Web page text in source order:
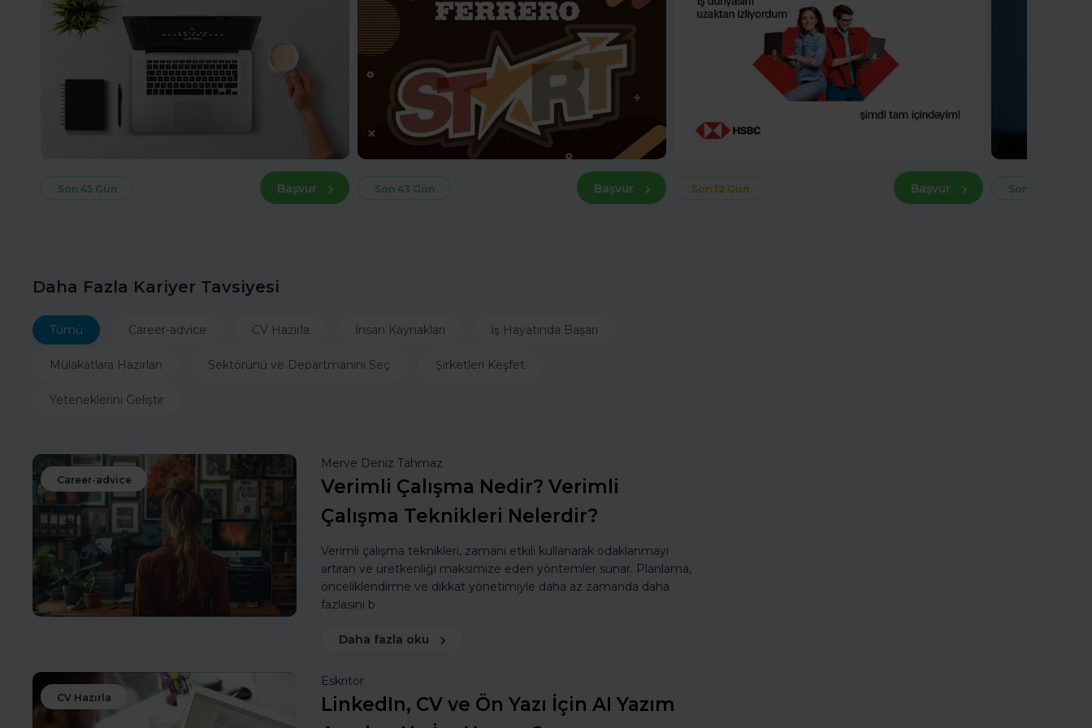
Son 45 Gün Başvur Son 43 Gün Başvur Son 12 Gün Başvur Son 30 Gün
Daha Fazla Kariyer Tavsiyesi
Tümü Career-advice CV Hazırla İnsan Kaynakları İş Hayatında Başarı
Mülakatlara Hazırlan Sektörünü ve Departmanını Seç Şirketleri Keşfet
Yeteneklerini Geliştir
Career-advice
Merve Deniz Tahmaz
Verimli Çalışma Nedir? Verimli
Çalışma Teknikleri Nelerdir?
Verimli çalışma teknikleri, zamanı etkili kullanarak odaklanmayı
artıran ve üretkenliği maksimize eden yöntemler sunar. Planlama,
önceliklendirme ve dikkat yönetimiyle daha az zamanda daha
fazlasını b
Daha fazla oku
CV Hazırla
Eskritor
LinkedIn, CV ve Ön Yazı İçin AI Yazım